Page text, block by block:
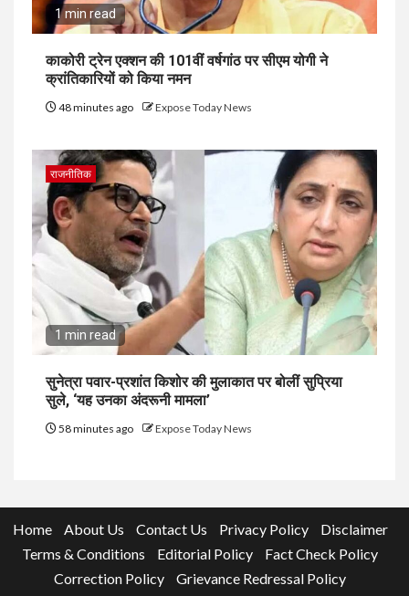
1 min read
काकोरी ट्रेन एक्शन की 101वीं वर्षगांठ पर सीएम योगी ने
क्रांतिकारियों को किया नमन
48 minutes ago Expose Today News
राजनीतिक
1 min read
सुनेत्रा पवार-प्रशांत किशोर की मुलाकात पर बोलीं सुप्रिया
सुले, ‘यह उनका अंदरूनी मामला’
58 minutes ago Expose Today News
Home About Us Contact Us Privacy Policy
Disclaimer
Terms & Conditions
Editorial Policy
Fact Check Policy
Correction Policy
Grievance Redressal Policy